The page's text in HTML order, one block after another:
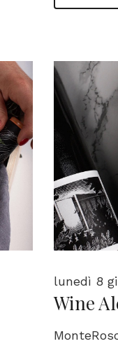
lunedì 8
Wine